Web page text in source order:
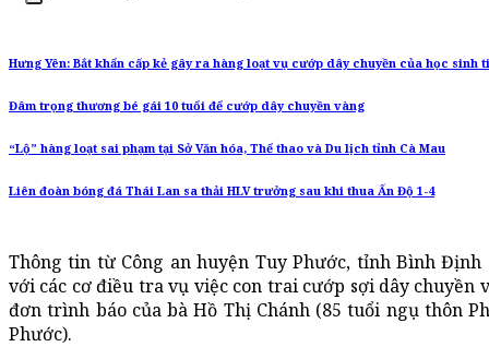
Hưng Yên: Bắt khẩn cấp kẻ gây ra hàng loạt vụ cướp dây chuyền của học sinh
Đâm trọng thương bé gái 10 tuổi để cướp dây chuyền vàng
“Lộ” hàng loạt sai phạm tại Sở Văn hóa, Thể thao và Du lịch tỉnh Cà Mau
Liên đoàn bóng đá Thái Lan sa thải HLV trưởng sau khi thua Ấn Độ 1-4
Thông tin từ Công an huyện Tuy Phước, tỉnh Bình
với các cơ điều tra vụ việc con trai cướp sợi dây chuyền
đơn trình báo của bà Hồ Thị Chánh (85 tuổi ngụ thôn
Phước).